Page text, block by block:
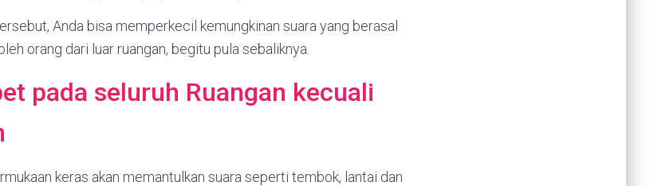
Anda bisa memperkecil kemungkinan suara yang berasal
orang dari luar ruangan, begitu pula sebaliknya.
pada seluruh Ruangan kecuali
keras akan memantulkan suara seperti tembok, lantai dan